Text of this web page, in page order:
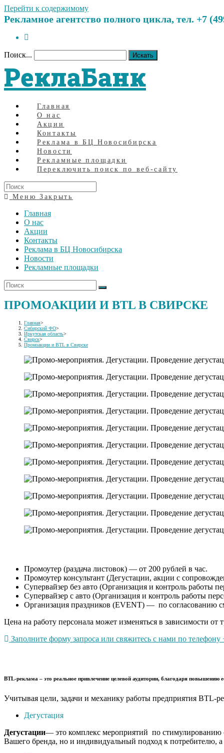
Перейти к содержимому
Рекламное агентство полного цикла, тел. +7
Поиск... Искать
РеклаБанк
Главная
О нас
Акции
Контакты
Реклама в БЦ Новосибирска
Новости
Рекламные площадки
Переключить поиск по веб-сайту
Меню Закрыть
Главная
О нас
Акции
Контакты
Реклама в БЦ Новосибирска
Новости
Рекламные площадки
ПРОМОАКЦИИ И BTL В СВИРСКЕ
Главная>
Сибирский ФО>
Иркутская область>
Свирск>
Промоакции и BTL в Свирске
Промоутер (раздача листовок) — от 200 рублей в час.
Промоутер консультант (Дегустации, акции с
Супервайзер без авто (Организация и контроль работы
Супервайзер с авто (Организация и контроль работы
Организация праздников (EVENT) — по согласованию
Цена на работу персонала может изменяться в зависимости
Заполните форму запроса или свяжитесь с нами по
BTL-реклама – это реальное привлечение целевой аудитории, благодаря
Учитывая цели, задачи и механику работы предприятия BTL-
Дегустация
Дегустации— это комплекс мероприятий по стимулированию
Вашего бренда, но и индивидуальный подход к потребителю, а